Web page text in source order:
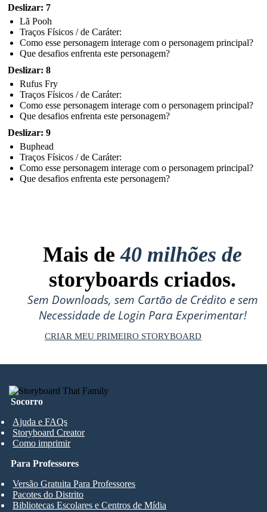
Deslizar: 7
Lã Pooh
Traços Físicos / de Caráter:
Como esse personagem interage com o personagem principal?
Que desafios enfrenta este personagem?
Deslizar: 8
Rufus Fry
Traços Físicos / de Caráter:
Como esse personagem interage com o personagem principal?
Que desafios enfrenta este personagem?
Deslizar: 9
Buphead
Traços Físicos / de Caráter:
Como esse personagem interage com o personagem principal?
Que desafios enfrenta este personagem?
Mais de40 milhões de
storyboards criados.
Sem Downloads, sem Cartão de Crédito e sem
Necessidade de Login Para Experimentar!
CRIAR MEU PRIMEIRO STORYBOARD
Socorro
Ajuda e FAQs
Storyboard Creator
Como imprimir
Para Professores
Versão Gratuita Para Professores
Pacotes do Distrito
Bibliotecas Escolares e Centros de Mídia